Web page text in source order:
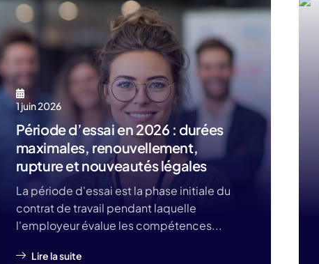
1 juin 2026
Période d’essai en 2026 : durées
maximales, renouvellement,
rupture et nouveautés légales
La période d'essai est la phase initiale du
contrat de travail pendant laquelle
l'employeur évalue les compétences...
Lire la suite